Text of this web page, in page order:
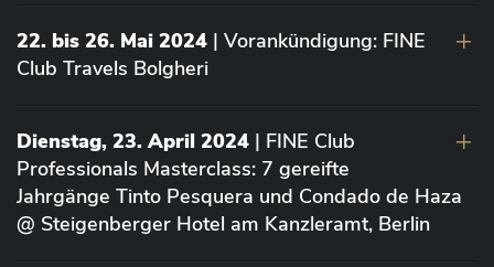
22. bis 26. Mai 2024 | Vorankündigung: FINE
Club Travels Bolgheri
Dienstag, 23. April 2024 | FINE Club
Professionals Masterclass: 7 gereifte
Jahrgänge Tinto Pesquera und Condado de Haza
@ Steigenberger Hotel am Kanzleramt, Berlin